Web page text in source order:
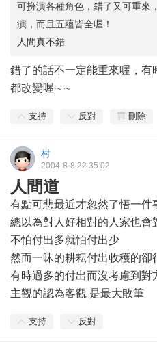
可扮演各種角色，錯了又可重來
演，而且五蘊皆全喔！
人間真不錯
錯了的話不一定能重來喔，
都改變喔∼∼
支持 反對 刪除
村
2004-8-8 22:35:02
人間道
有點可悲最近才忽然了悟一件
總以為對人好相對的人家也會
不怕付出多就怕付出少
然而一昧的耕耘付出收穫的卻
有時過多的付出而沒考慮到對
主觀的認為客觀 是最大敗筆
支持 反對